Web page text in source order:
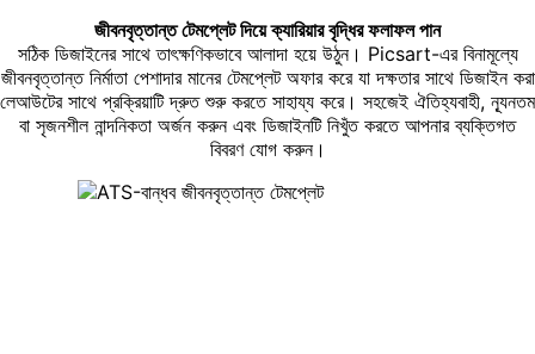
জীবনবৃত্তান্ত টেমপ্লেট দিয়ে ক্যারিয়ার বৃদ্ধির ফলাফল পান
সঠিক ডিজাইনের সাথে তাৎক্ষণিকভাবে আলাদা হয়ে উঠুন। Picsart-এর বিনামূল্যে
জীবনবৃত্তান্ত নির্মাতা পেশাদার মানের টেমপ্লেট অফার করে যা দক্ষতার সাথে ডিজাইন করা
লেআউটের সাথে প্রক্রিয়াটি দ্রুত শুরু করতে সাহায্য করে। সহজেই ঐতিহ্যবাহী, ন্যূনতম
বা সৃজনশীল নান্দনিকতা অর্জন করুন এবং ডিজাইনটি নিখুঁত করতে আপনার ব্যক্তিগত
বিবরণ যোগ করুন।